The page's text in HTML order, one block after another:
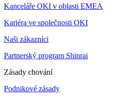
Kanceláře OKI v oblasti EMEA
Kariéra ve společnosti OKI
Naši zákazníci
Partnerský program Shinrai
Zásady chování
Podnikové zásady